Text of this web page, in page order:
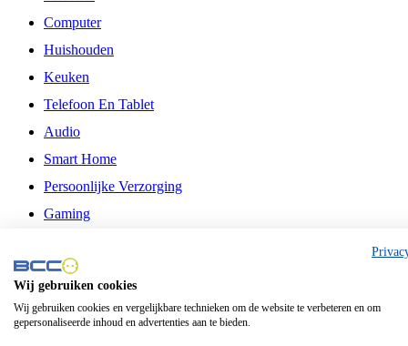
Computer
Huishouden
Keuken
Telefoon En Tablet
Audio
Smart Home
Persoonlijke Verzorging
Gaming
Philips
Schermgrootte 24 Inch
Wij gebruiken cookies
Wij gebruiken cookies en vergelijkbare technieken om de website te verbeteren en om
gepersonaliseerde inhoud en advertenties aan te bieden.